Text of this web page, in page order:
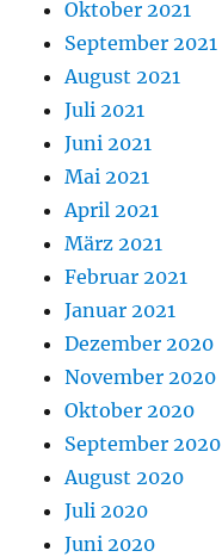
Oktober 2021
September 2021
August 2021
Juli 2021
Juni 2021
Mai 2021
April 2021
März 2021
Februar 2021
Januar 2021
Dezember 2020
November 2020
Oktober 2020
September 2020
August 2020
Juli 2020
Juni 2020